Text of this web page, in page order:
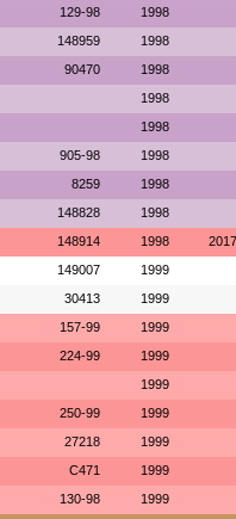
129-98 1998
148959 1998
90470 1998
1998
1998
905-98 1998
8259 1998
148828 1998
148914 1998 2017
149007 1999
30413 1999
157-99 1999
224-99 1999
1999
250-99 1999
27218 1999
C471 1999
130-98 1999